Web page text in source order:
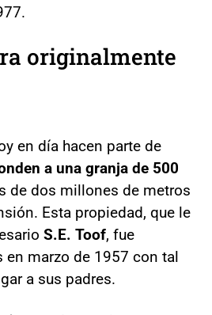
originalmente
en día hacen parte de
a una granja de 500
de dos millones de metros
Esta propiedad, que le
S.E. Toof, fue
en marzo de 1957 con tal
a sus padres.